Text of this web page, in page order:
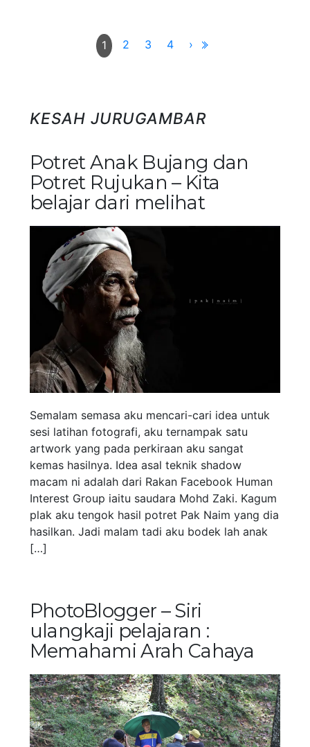
1 2 3 4 ›
KESAH JURUGAMBAR
Potret Anak Bujang dan
Potret Rujukan – Kita
belajar dari melihat
Semalam semasa aku mencari-cari idea untuk
sesi latihan fotografi, aku ternampak satu
artwork yang pada perkiraan aku sangat
kemas hasilnya. Idea asal teknik shadow
macam ni adalah dari Rakan Facebook Human
Interest Group iaitu saudara Mohd Zaki. Kagum
plak aku tengok hasil potret Pak Naim yang dia
hasilkan. Jadi malam tadi aku bodek lah anak
[…]
PhotoBlogger – Siri
ulangkaji pelajaran :
Memahami Arah Cahaya